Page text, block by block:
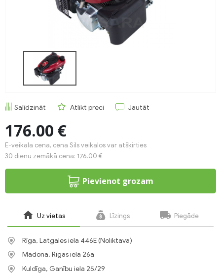
Salīdzināt Atlikt preci Jautāt
176.00 €
E-veikala cena, cena Sils veikalos var atšķirties
30 dienu zemākā cena: 176.00 €
Pievienot grozam
Uz vietas Līzings Piegāde
Rīga, Latgales iela 446E (Noliktava)
Madona, Rīgas iela 26a
Kuldīga, Ganību iela 25/29